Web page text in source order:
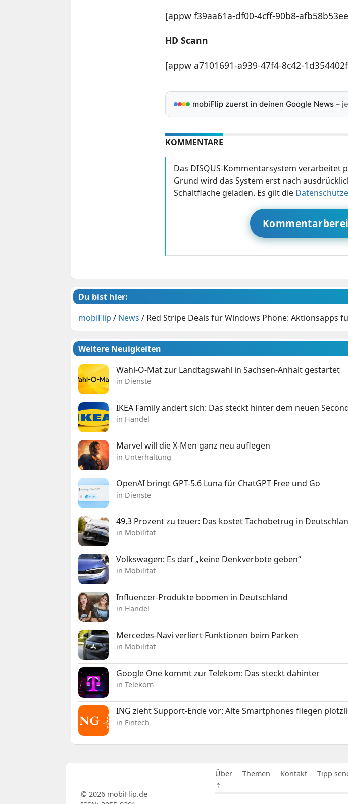
[appw f39aa61a-df00-4cff-90b8-
HD Scann
[appw a7101691-a939-47f4-8c42-
mobiFlip zuerst in deinen Google News–
KOMMENTARE
Das DISQUS-Kommentarsystem verarbeitet
Grund wird das System erst nach
Schaltfläche geladen. Es gilt die
Du bist hier:
mobiFlip / News / Red Stripe Deals für Windows Phone: Aktionsapps
Weitere Neuigkeiten
Wahl-O-Mat zur Landtagswahl in Sachsen-Anhalt gestartet
in Dienste
IKEA Family ändert sich: Das steckt hinter dem neuen
in Handel
Marvel will die X-Men ganz neu auflegen
in Unterhaltung
OpenAI bringt GPT-5.6 Luna für ChatGPT Free und Go
in Dienste
49,3 Prozent zu teuer: Das kostet Tachobetrug in
in Mobilität
Volkswagen: Es darf „keine Denkverbote geben“
in Mobilität
Influencer-Produkte boomen in Deutschland
in Handel
Mercedes-Navi verliert Funktionen beim Parken
in Mobilität
Google One kommt zur Telekom: Das steckt dahinter
in Telekom
ING zieht Support-Ende vor: Alte Smartphones fliegen
in Fintech
Über Themen Kontakt Tipp
⇡
© 2026 mobiFlip.de